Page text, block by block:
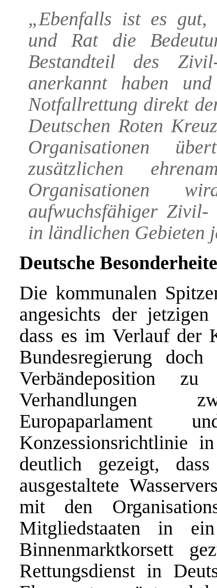
„Ebenfalls ist es gut,
und Rat die
Bestandteil des
anerkannt haben
Notfallrettung direkt
Deutschen Roten
Organisationen
zusätzlichen
Organisationen
aufwuchsfähiger Zivil-
in ländlichen Gebieten
Deutsche
Die kommunalen
angesichts der
dass es im Verlauf der
Bundesregierung
Verbändeposition
Verhandlungen
Europaparlament
Konzessionsrichtlinie
deutlich gezeigt,
ausgestaltete
mit den
Mitgliedstaaten in ein
Binnenmarktkorsett
Rettungsdienst in